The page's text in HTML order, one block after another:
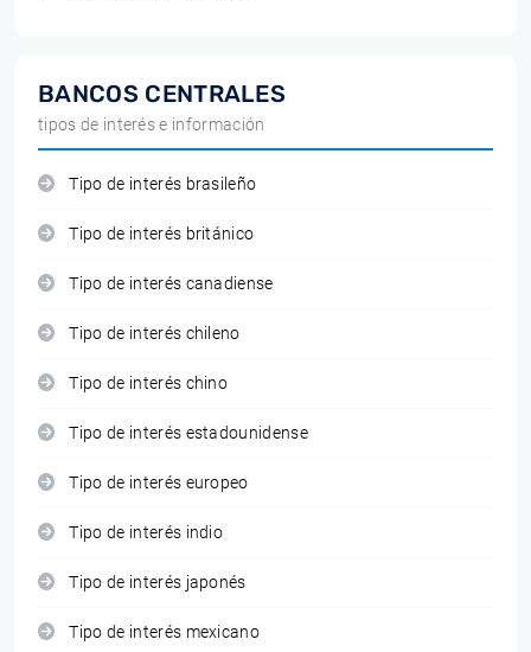
BANCOS CENTRALES
tipos de interés e información
Tipo de interés brasileño
Tipo de interés británico
Tipo de interés canadiense
Tipo de interés chileno
Tipo de interés chino
Tipo de interés estadounidense
Tipo de interés europeo
Tipo de interés indio
Tipo de interés japonés
Tipo de interés mexicano